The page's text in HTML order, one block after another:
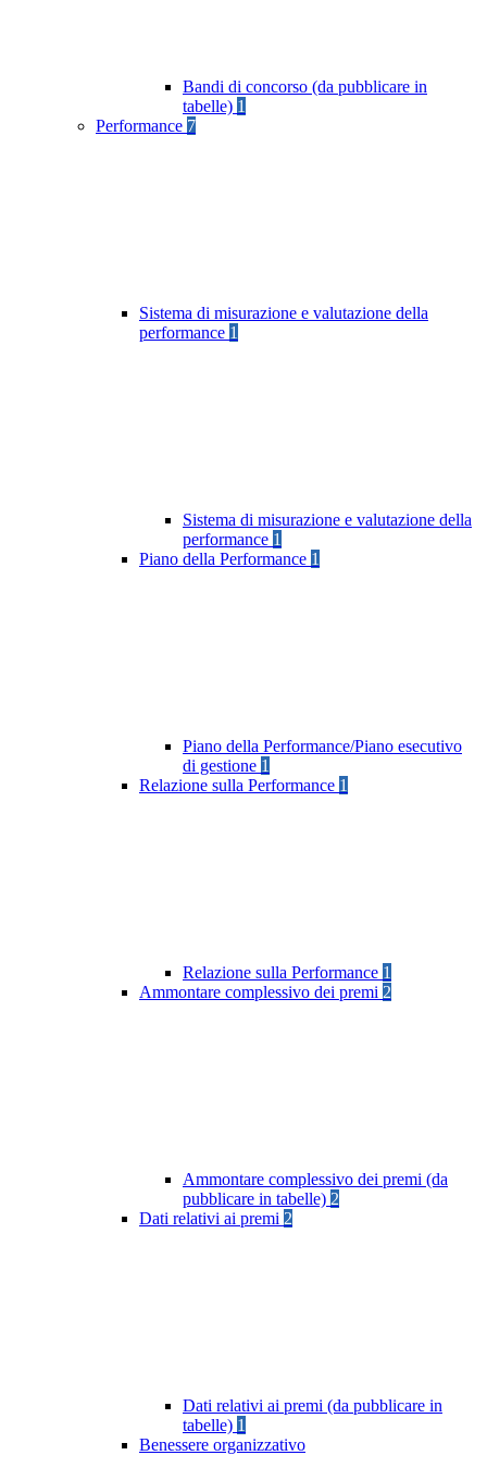
Bandi di concorso (da pubblicare in
tabelle) 1
Performance 7
Sistema di misurazione e valutazione della
performance 1
Sistema di misurazione e valutazione della
performance 1
Piano della Performance 1
Piano della Performance/Piano esecutivo
di gestione 1
Relazione sulla Performance 1
Relazione sulla Performance 1
Ammontare complessivo dei premi 2
Ammontare complessivo dei premi (da
pubblicare in tabelle) 2
Dati relativi ai premi 2
Dati relativi ai premi (da pubblicare in
tabelle) 1
Benessere organizzativo